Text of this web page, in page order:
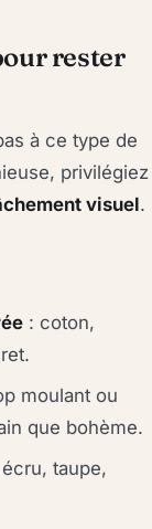
rester
à ce type de
privilégiez
visuel.
: coton,
moulant ou
que bohème.
taupe,